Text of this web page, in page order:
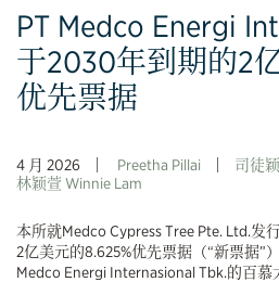
PT Medco Energi
于2030年到期的2
优先票据
4 月 2026 Preetha Pillai
司徒
林颖萱 Winnie Lam
本所就Medco Cypress Tree Pte. Ltd.
2亿美元的8.625%优先票据（“新票据”
Medco Energi Internasional Tbk.的百